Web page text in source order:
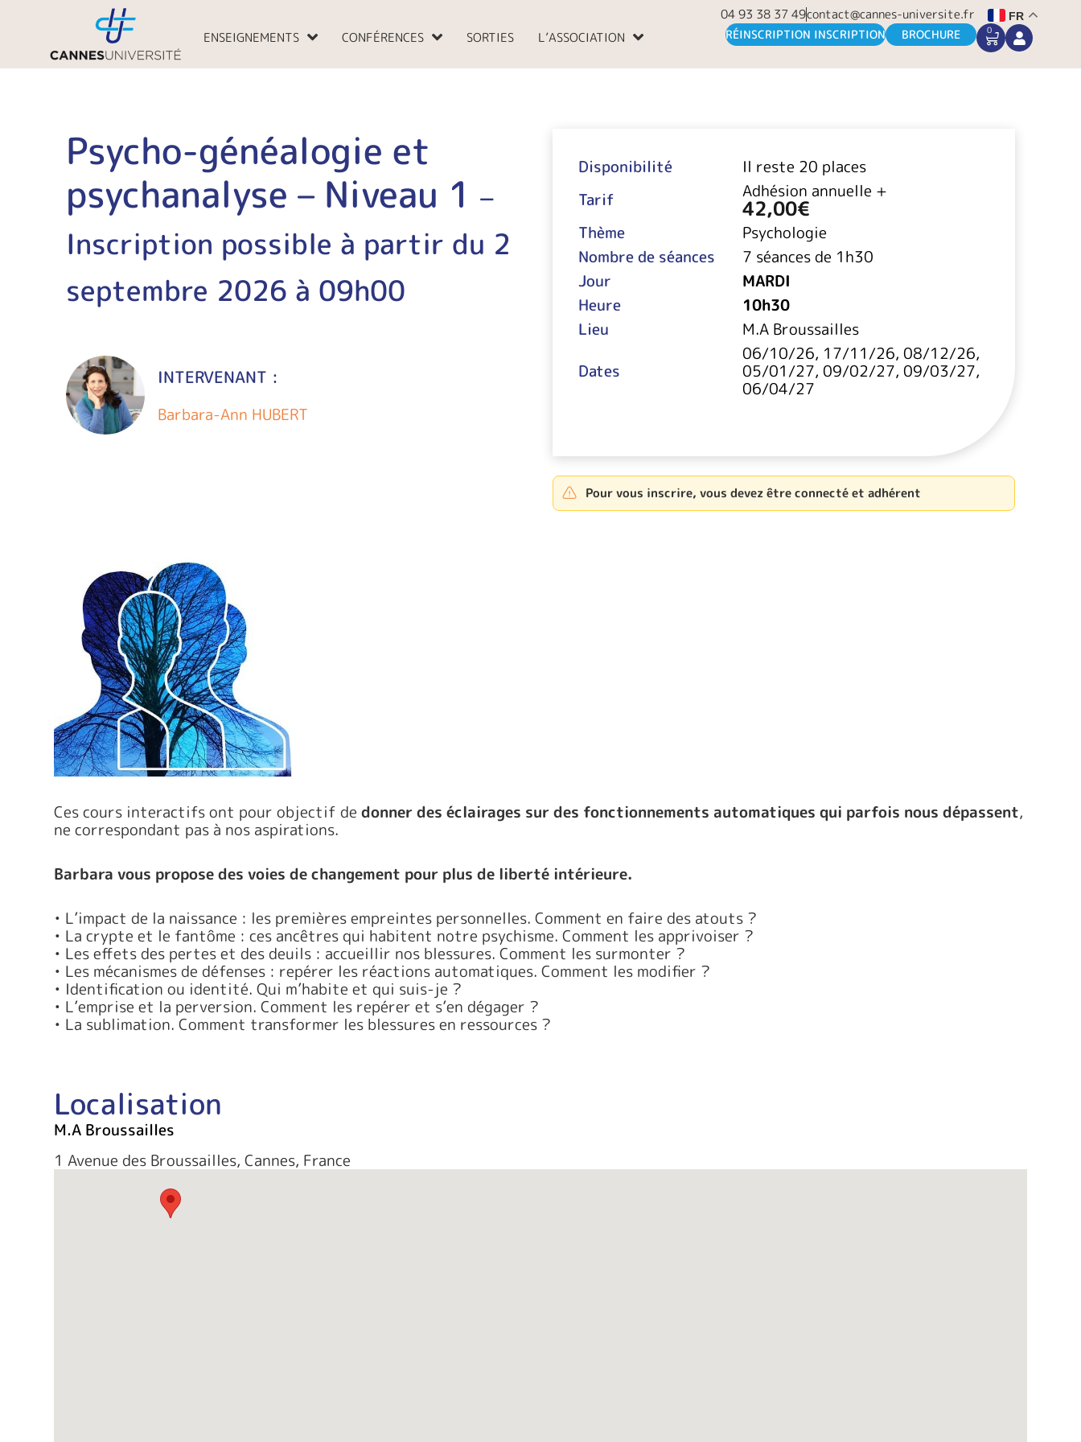
04 93 38 37 49contact@cannes-universite.fr FR
ENSEIGNEMENTS CONFÉRENCES SORTIES L’ASSOCIATION RÉINSCRIPTION INSCRIPTION BROCHURE 0
CART
Psycho-généalogie et
psychanalyse – Niveau 1 –
Inscription possible à partir du 2
septembre 2026 à 09h00
INTERVENANT :
Barbara-Ann HUBERT
Disponibilité
Il reste 20 places
Tarif
Adhésion annuelle +
42,00€
Thème
Psychologie
Nombre de séances
7 séances de 1h30
Jour
MARDI
Heure
10h30
Lieu
M.A Broussailles
Dates
06/10/26, 17/11/26, 08/12/26,
05/01/27, 09/02/27, 09/03/27,
06/04/27
Pour vous inscrire, vous devez être connecté et adhérent
Ces cours interactifs ont pour objectif de donner des éclairages sur des fonctionnements automatiques qui parfois nous dépassent,
ne correspondant pas à nos aspirations.
Barbara vous propose des voies de changement pour plus de liberté intérieure.
• L’impact de la naissance : les premières empreintes personnelles. Comment en faire des atouts ?
• La crypte et le fantôme : ces ancêtres qui habitent notre psychisme. Comment les apprivoiser ?
• Les effets des pertes et des deuils : accueillir nos blessures. Comment les surmonter ?
• Les mécanismes de défenses : repérer les réactions automatiques. Comment les modifier ?
• Identification ou identité. Qui m’habite et qui suis-je ?
• L’emprise et la perversion. Comment les repérer et s’en dégager ?
• La sublimation. Comment transformer les blessures en ressources ?
Localisation
M.A Broussailles
1 Avenue des Broussailles, Cannes, France